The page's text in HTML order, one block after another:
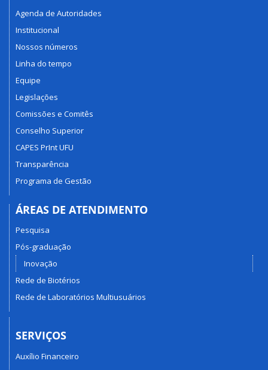
Agenda de Autoridades
Institucional
Nossos números
Linha do tempo
Equipe
Legislações
Comissões e Comitês
Conselho Superior
CAPES PrInt UFU
Transparência
Programa de Gestão
ÁREAS DE ATENDIMENTO
Pesquisa
Pós-graduação
Inovação
Rede de Biotérios
Rede de Laboratórios Multiusuários
SERVIÇOS
Auxílio Financeiro